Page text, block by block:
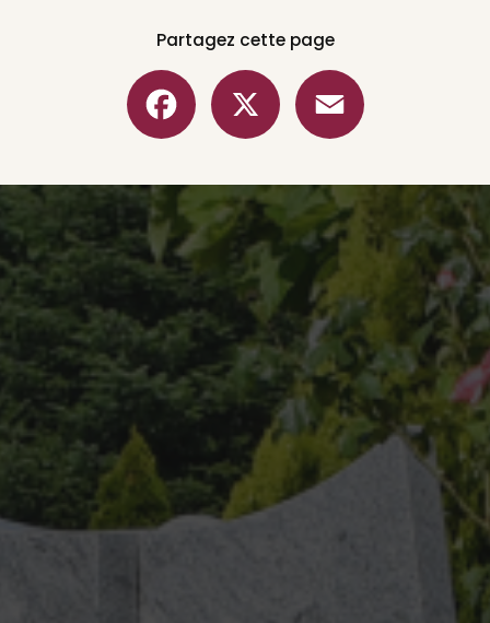
Partagez cette page
Facebook